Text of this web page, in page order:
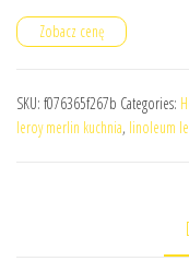
Zobacz cenę
SKU: f076365f267b Categories:
leroy merlin kuchnia, linoleum